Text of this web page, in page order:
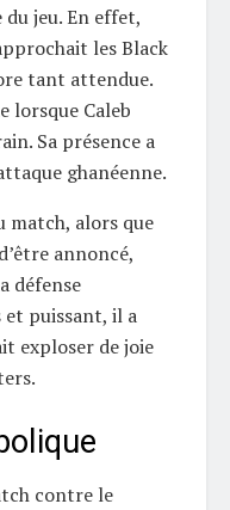
jeu. En effet,
les Black
tant attendue.
lorsque Caleb
Sa présence a
ghanéenne.
match, alors que
annoncé,
défense
et puissant, il a
exploser de joie
contre le